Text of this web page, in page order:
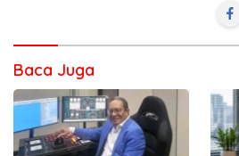
Baca Juga